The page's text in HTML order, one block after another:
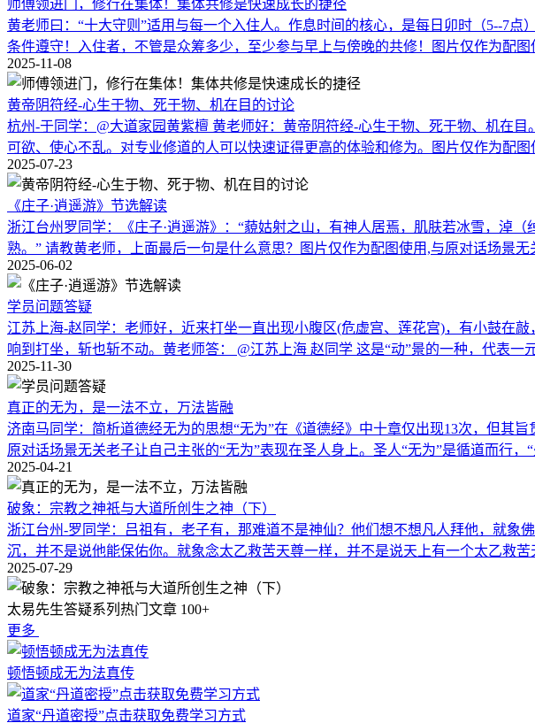
黄老师曰：“十大守则”适用与每一个入住人。作息时间的核心，是每日卯时（5--7
条件遵守！入住者，不管是众筹多少，至少参与早上与傍晚的共修！图片仅作为配
2025-11-08
黄帝阴符经-心生于物、死于物、机在目的讨论
杭州-于同学：@大道家园黄紫檀 黄老师好：黄帝阴符经-心生于物、死于物、机在
可欲、使心不乱。对专业修道的人可以快速证得更高的体验和修为。图片仅作为配
2025-07-23
《庄子·逍遥游》节选解读
浙江台州罗同学：《庄子·逍遥游》：“藐姑射之山，有神人居焉，肌肤若冰雪，淖
熟。” 请教黄老师，上面最后一句是什么意思？图片仅作为配图使用,与原对话场景
2025-06-02
学员问题答疑
江苏上海-赵同学：老师好，近来打坐一直出现小腹区(危虚宫、莲花宫)，有小鼓在
响到打坐，斩也斩不动。黄老师答： @江苏上海 赵同学 这是“动”景的一种，代表
2025-11-30
真正的无为，是一法不立，万法皆融
济南马同学：简析道德经无为的思想“无为”在《道德经》中十章仅出现13次，但其
原对话场景无关老子让自己主张的“无为”表现在圣人身上。圣人“无为”是循道而行
2025-04-21
破象：宗教之神祇与大道所创生之神（下）
浙江台州-罗同学：吕祖有，老子有，那难道不是神仙？他们想不想凡人拜他，就象
沉，并不是说他能保佑你。就象念太乙救苦天尊一样，并不是说天上有一个太乙救
2025-07-29
太易先生答疑系列热门文章 100+
更多
顿悟顿成无为法真传
道家“丹道密授”点击获取免费学习方式
普度有缘大成净土法